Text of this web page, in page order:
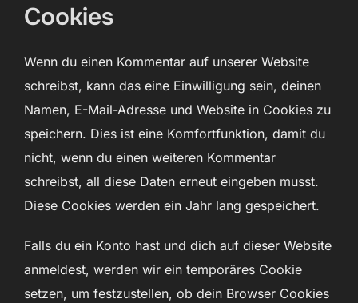
Cookies
Wenn du einen Kommentar auf unserer Website
schreibst, kann das eine Einwilligung sein, deinen
Namen, E-Mail-Adresse und Website in Cookies zu
speichern. Dies ist eine Komfortfunktion, damit du
nicht, wenn du einen weiteren Kommentar
schreibst, all diese Daten erneut eingeben musst.
Diese Cookies werden ein Jahr lang gespeichert.
Falls du ein Konto hast und dich auf dieser Website
anmeldest, werden wir ein temporäres Cookie
setzen, um festzustellen, ob dein Browser Cookies